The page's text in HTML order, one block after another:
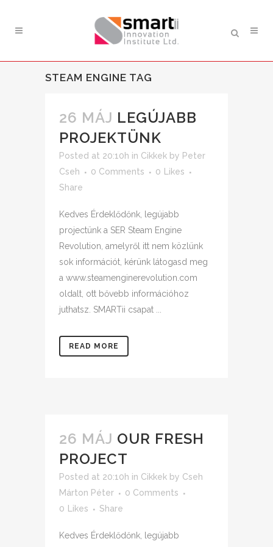
STEAM ENGINE TAG
26 MÁJ LEGÚJABB
PROJEKTÜNK
Posted at 20:10h in Cikkek by Peter
Cseh
0 Comments 0
Likes
Share
Kedves Érdeklődőnk, legújabb
projectünk a SER Steam Engine
Revolution, amelyről itt nem közlünk
sok információt, kérünk látogasd meg
a www.steamenginerevolution.com
oldalt, ott bővebb információhoz
juthatsz. SMARTii csapat ...
READ MORE
26 MÁJ OUR FRESH
PROJECT
Posted at 20:10h in Cikkek by Cseh
Márton Péter
0 Comments
0
Likes Share
Kedves Érdeklődőnk, legújabb